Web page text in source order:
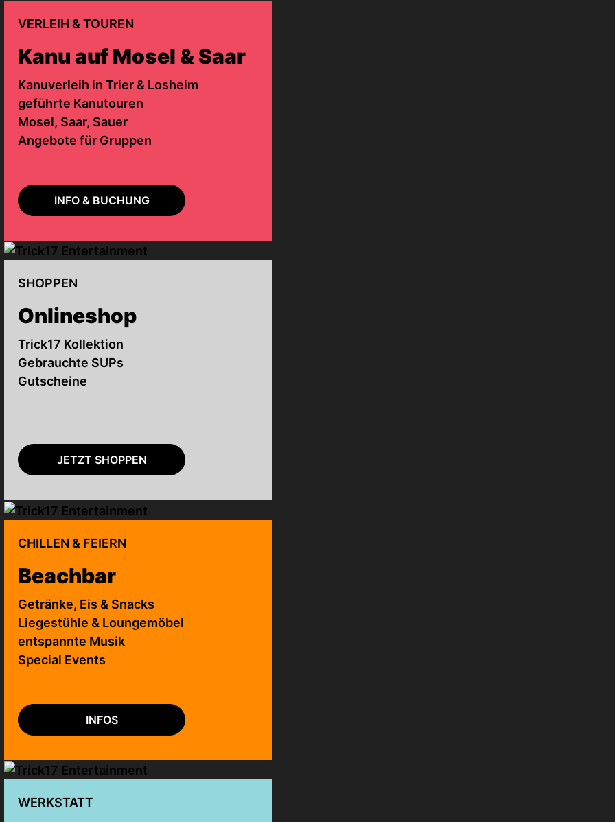
VERLEIH & TOUREN
Kanu auf Mosel & Saar
Kanuverleih in Trier & Losheim
geführte Kanutouren
Mosel, Saar, Sauer
Angebote für Gruppen
INFO & BUCHUNG
SHOPPEN
Onlineshop
Trick17 Kollektion
Gebrauchte SUPs
Gutscheine
JETZT SHOPPEN
CHILLEN & FEIERN
Beachbar
Getränke, Eis & Snacks
Liegestühle & Loungemöbel
entspannte Musik
Special Events
INFOS
WERKSTATT